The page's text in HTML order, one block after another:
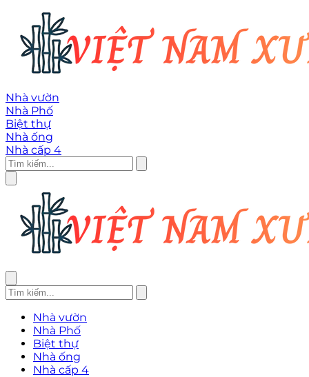
Nhà vườn
Nhà Phố
Biệt thự
Nhà ống
Nhà cấp 4
Nhà vườn
Nhà Phố
Biệt thự
Nhà ống
Nhà cấp 4